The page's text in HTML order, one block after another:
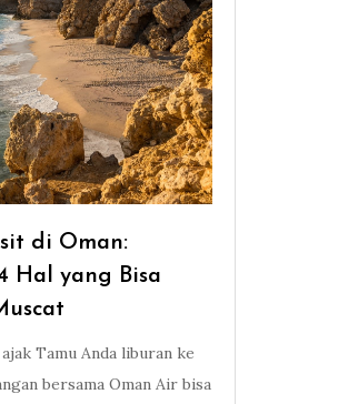
di Oman:
Hal yang Bisa
Tamu Anda liburan ke
bersama Oman Air bisa